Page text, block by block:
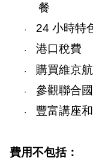
餐
· 24 小時特
· 港口稅費
· 購買維京
· 參觀聯合
· 豐富講座
費用不包括：